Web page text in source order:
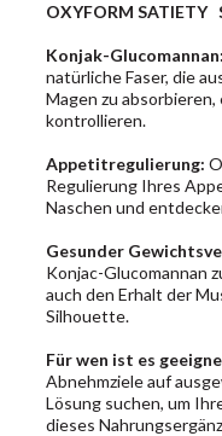
OXYFORM SATIETY
Konjak-Glucomannan:
natürliche Faser, die
Magen zu
kontrollieren.
Appetitregulierung:
Regulierung Ihres
Naschen und
Gesunder
Konjac-Glucomannan
auch den Erhalt der
Silhouette.
Für wen ist es
Abnehmziele auf
Lösung suchen, um
dieses